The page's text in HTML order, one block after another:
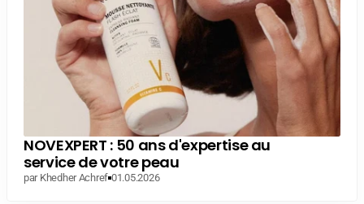
NOVEXPERT : 50 ans d'expertise au
service de votre peau
par Khedher Achref 01.05.2026